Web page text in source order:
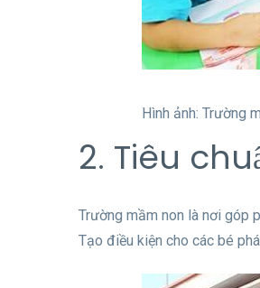
Hình ảnh: Trường
2. Tiêu
Trường mầm non là nơi góp
Tạo điều kiện cho các bé